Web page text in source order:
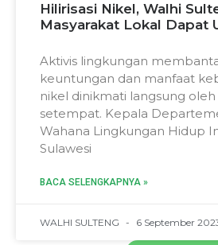
Hilirisasi Nikel, Walhi
Masyarakat Lokal Dapat
Aktivis lingkungan
keuntungan dan manfaat
nikel dinikmati langsung
setempat. Kepala
Wahana Lingkungan Hidup
Sulawesi
BACA SELENGKAPNYA »
WALHI SULTENG 6 September